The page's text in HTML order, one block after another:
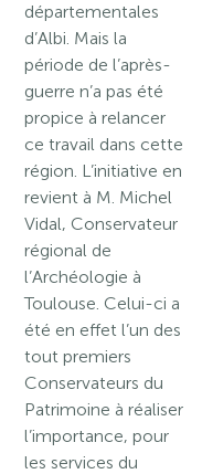
départementales
d’Albi. Mais la
période de l’après-
guerre n’a pas été
propice à relancer
ce travail dans cette
région. L’initiative en
revient à M. Michel
Vidal, Conservateur
régional de
l’Archéologie à
Toulouse. Celui-ci a
été en effet l’un des
tout premiers
Conservateurs du
Patrimoine à réaliser
l’importance, pour
les services du